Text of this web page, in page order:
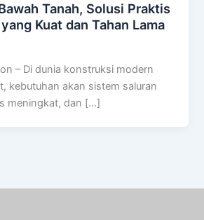
Tanah, Solusi Praktis
Kuat dan Tahan Lama
– Di dunia konstruksi modern
kebutuhan akan sistem saluran
meningkat, dan […]